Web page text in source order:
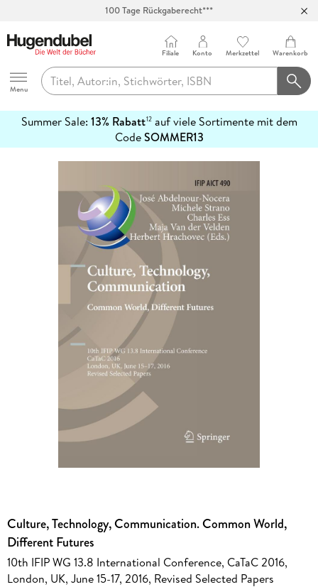
100 Tage Rückgaberecht***
Hugendubel
Menu
Filiale Konto Merkzettel Warenkorb
Summer Sale: 13% Rabatt12auf viele Sortimente mit dem
CodeSOMMER13
erfahren
Culture, Technology, Communication. Common World,
Different Futures
10th IFIP WG 13.8 International Conference, CaTaC 2016,
London, UK, June 15-17, 2016, Revised Selected Papers